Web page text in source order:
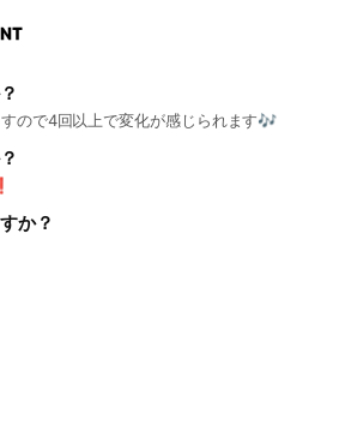
ので4回以上で変化が感じられます🎶
か？